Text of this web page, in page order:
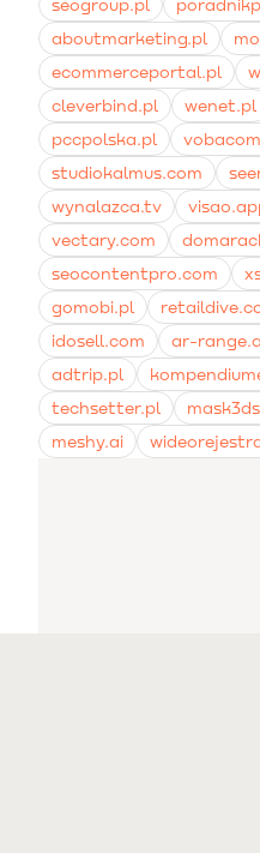
seogroup.pl
aboutmarketing.pl
ecommerceportal.pl
cleverbind.pl
wenet.pl
pccpolska.pl
studiokalmus.com
wynalazca.tv
vectary.com
seocontentpro.com
gomobi.pl
idosell.com
ar-
adtrip.pl
techsetter.pl
meshy.ai